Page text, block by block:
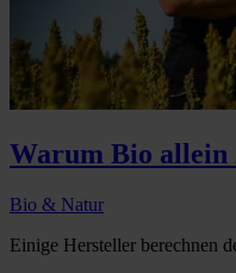
Warum Bio allein
Bio & Natur
Einige Hersteller berechnen